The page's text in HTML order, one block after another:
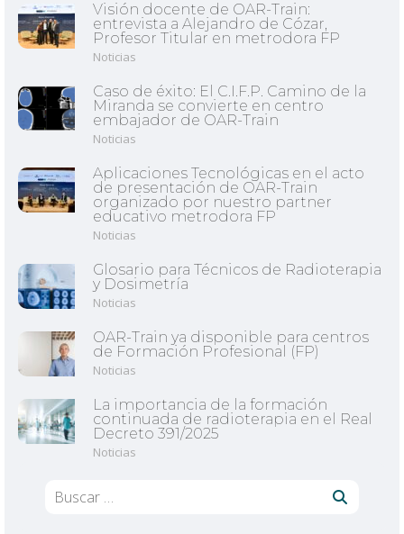
Visión docente de OAR-Train:
entrevista a Alejandro de Cózar,
Profesor Titular en metrodora FP
Noticias
Caso de éxito: El C.I.F.P. Camino de la
Miranda se convierte en centro
embajador de OAR-Train
Noticias
Aplicaciones Tecnológicas en el acto
de presentación de OAR-Train
organizado por nuestro partner
educativo metrodora FP
Noticias
Glosario para Técnicos de Radioterapia
y Dosimetría
Noticias
OAR-Train ya disponible para centros
de Formación Profesional (FP)
Noticias
La importancia de la formación
continuada de radioterapia en el Real
Decreto 391/2025
Noticias
Buscar: